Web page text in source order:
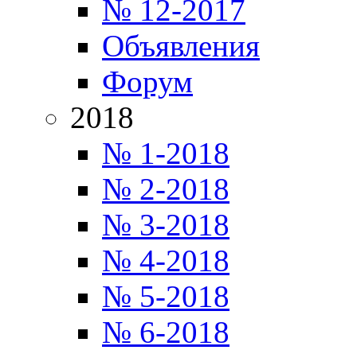
№ 12-2017
Объявления
Форум
2018
№ 1-2018
№ 2-2018
№ 3-2018
№ 4-2018
№ 5-2018
№ 6-2018